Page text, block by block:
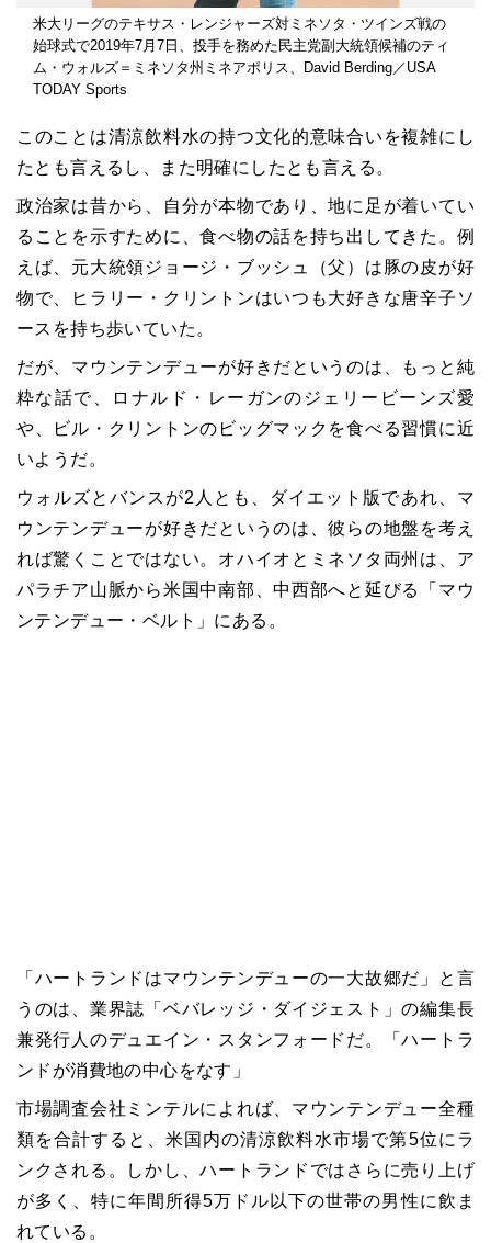
米大リーグのテキサス・レンジャーズ対ミネソタ・ツインズ戦の
始球式で2019年7月7日、投手を務めた民主党副大統領候補のティ
ム・ウォルズ＝ミネソタ州ミネアポリス、David Berding／USA
TODAY Sports
このことは清涼飲料水の持つ文化的意味合いを複雑にし
たとも言えるし、また明確にしたとも言える。
政治家は昔から、自分が本物であり、地に足が着いてい
ることを示すために、食べ物の話を持ち出してきた。例
えば、元大統領ジョージ・ブッシュ（父）は豚の皮が好
物で、ヒラリー・クリントンはいつも大好きな唐辛子ソ
ースを持ち歩いていた。
だが、マウンテンデューが好きだというのは、もっと純
粋な話で、ロナルド・レーガンのジェリービーンズ愛
や、ビル・クリントンのビッグマックを食べる習慣に近
いようだ。
ウォルズとバンスが2人とも、ダイエット版であれ、マ
ウンテンデューが好きだというのは、彼らの地盤を考え
れば驚くことではない。オハイオとミネソタ両州は、ア
パラチア山脈から米国中南部、中西部へと延びる「マウ
ンテンデュー・ベルト」にある。
「ハートランドはマウンテンデューの一大故郷だ」と言
うのは、業界誌「ベバレッジ・ダイジェスト」の編集長
兼発行人のデュエイン・スタンフォードだ。「ハートラ
ンドが消費地の中心をなす」
市場調査会社ミンテルによれば、マウンテンデュー全種
類を合計すると、米国内の清涼飲料水市場で第5位にラ
ンクされる。しかし、ハートランドではさらに売り上げ
が多く、特に年間所得5万ドル以下の世帯の男性に飲ま
れている。